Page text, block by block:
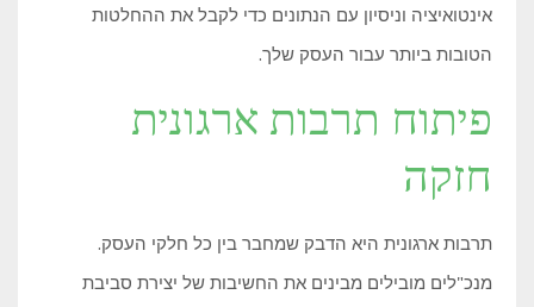
אינטואיציה וניסיון עם הנתונים כדי לקבל את ההחלטות
הטובות ביותר עבור העסק שלך.
פיתוח תרבות ארגונית
חזקה
תרבות ארגונית היא הדבק שמחבר בין כל חלקי העסק.
מנכ"לים מובילים מבינים את החשיבות של יצירת סביבת